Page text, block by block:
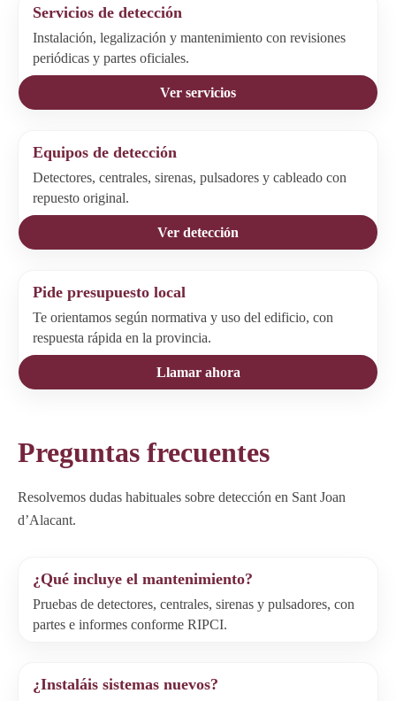
Servicios de detección
Instalación, legalización y mantenimiento con revisiones
periódicas y partes oficiales.
Ver servicios
Equipos de detección
Detectores, centrales, sirenas, pulsadores y cableado con
repuesto original.
Ver detección
Pide presupuesto local
Te orientamos según normativa y uso del edificio, con
respuesta rápida en la provincia.
Llamar ahora
Preguntas frecuentes
Resolvemos dudas habituales sobre detección en Sant Joan
d’Alacant.
¿Qué incluye el mantenimiento?
Pruebas de detectores, centrales, sirenas y pulsadores, con
partes e informes conforme RIPCI.
¿Instaláis sistemas nuevos?